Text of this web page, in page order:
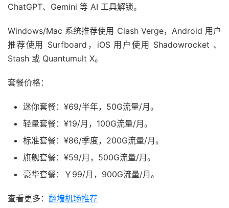
ChatGPT、Gemini 等 AI 工具解锁。
Windows/Mac 系统推荐使用 Clash Verge，Android 用户
推荐使用 Surfboard，iOS 用户使用 Shadowrocket 、
Stash 或 Quantumult X。
套餐价格：
迷你套餐：¥69/半年，50G流量/月。
轻量套餐：¥19/月，100G流量/月。
标准套餐：¥86/季度，200G流量/月。
旗舰套餐：¥59/月，500G流量/月。
豪华套餐：￥99/月，900G流量/月。
查看更多： 翻墙机场推荐